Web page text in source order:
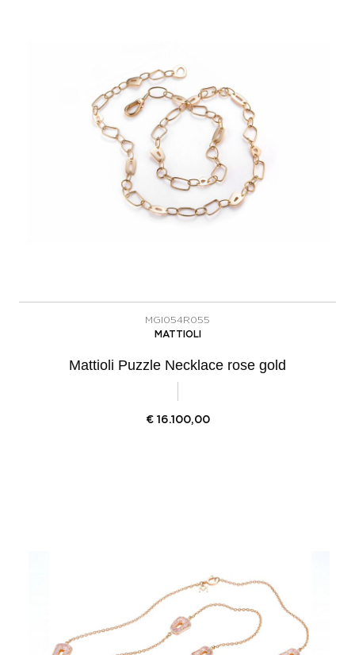
MGI054R055
MATTIOLI
Mattioli Puzzle Necklace rose gold
€ 16.100,00